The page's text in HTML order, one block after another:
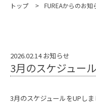
トップ FUREAからのお知
2026.02.14お知らせ
3月のスケジュー
3月のスケジュールをUPしま